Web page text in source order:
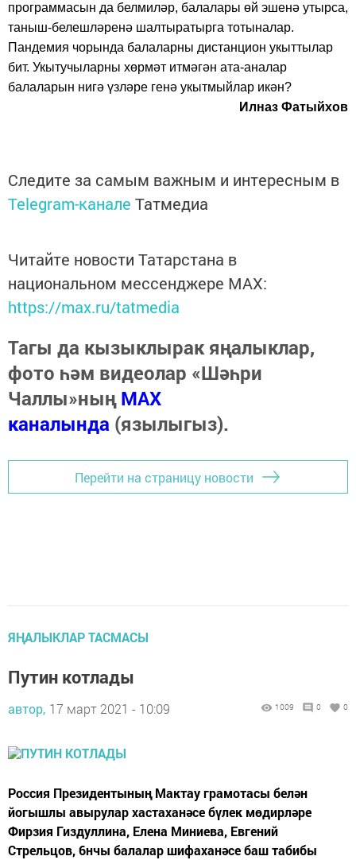
программасын да белмиләр, балалары өй эшенә утырса,
таныш-белешләренә шалтыратырга тотыналар.
Пандемия чорында балаларны дистанцион укыттылар
бит. Укытучыларны хөрмәт итмәгән ата-аналар
балаларын нигә үзләре генә укытмыйлар икән?
Илназ Фатыйхов
Следите за самым важным и интересным в
Telegram-канале Татмедиа
Читайте новости Татарстана в
национальном мессенджере MАХ:
https://max.ru/tatmedia
Тагы да кызыклырак яңалыклар,
фото һәм видеолар «Шәһри
Чаллы»ныңMAX
каналында (язылыгыз).
Перейти на страницу новости
ЯҢАЛЫКЛАР ТАСМАСЫ
Путин котлады
автор, 17 март 2021 - 10:09 1009 0 0
Россия Президентының Мактау грамотасы белән
йогышлы авырулар хастаханәсе бүлек мөдирләре
Фирзия Гиздуллина, Елена Миниева, Евгений
Стрельцов, 6нчы балалар шифаханәсе баш табибы